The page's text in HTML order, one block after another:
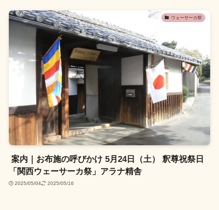
ウェーサーカ祭
案内｜お布施の呼びかけ 5月24日（土） 釈尊祝祭日
「関西ウェーサーカ祭」アラナ精舎
2025/05/04 2025/05/16